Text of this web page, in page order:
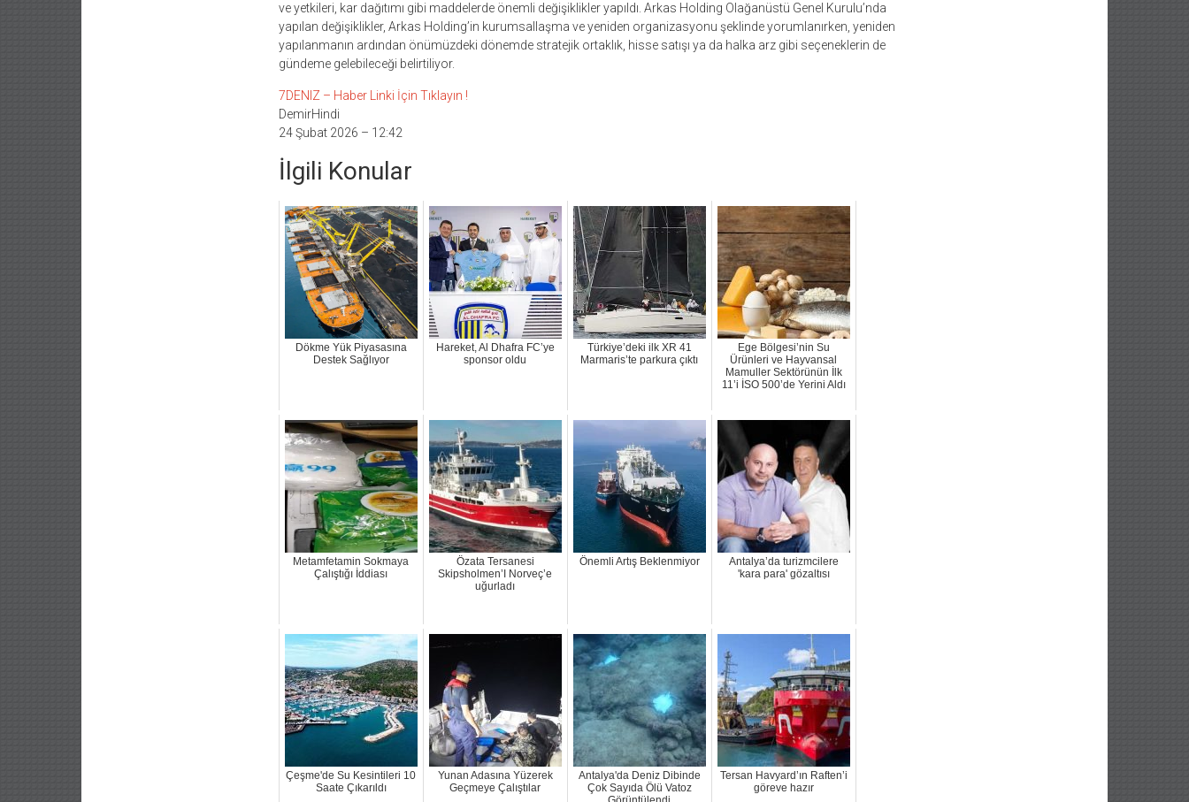
ve yetkileri, kar dağıtımı gibi maddelerde önemli değişiklikler yapıldı. Arkas Holding Olağanüstü Genel Kurulu’nda
yapılan değişiklikler, Arkas Holding’in kurumsallaşma ve yeniden organizasyonu şeklinde yorumlanırken, yeniden
yapılanmanın ardından önümüzdeki dönemde stratejik ortaklık, hisse satışı ya da halka arz gibi seçeneklerin de
gündeme gelebileceği belirtiliyor.
7DENIZ – Haber Linki İçin Tıklayın !
DemirHindi
24 Şubat 2026 – 12:42
İlgili Konular
Dökme Yük Piyasasına
Destek Sağlıyor
Hareket, Al Dhafra FC’ye
sponsor oldu
Türkiye’deki ilk XR 41
Marmaris’te parkura çıktı
Ege Bölgesi’nin Su
Ürünleri ve Hayvansal
Mamuller Sektörünün İlk
11’i İSO 500’de Yerini Aldı
Metamfetamin Sokmaya
Çalıştığı İddiası
Özata Tersanesi
Skipsholmen’I Norveç’e
uğurladı
Önemli Artış Beklenmiyor
Antalya’da turizmcilere
'kara para' gözaltısı
Çeşme'de Su Kesintileri 10
Saate Çıkarıldı
Yunan Adasına Yüzerek
Geçmeye Çalıştılar
Antalya'da Deniz Dibinde
Çok Sayıda Ölü Vatoz
Tersan Havyard’ın Raften’i
göreve hazır